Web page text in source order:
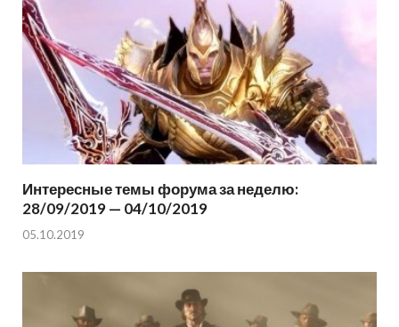
Интересные темы форума за неделю:
28/09/2019 — 04/10/2019
05.10.2019